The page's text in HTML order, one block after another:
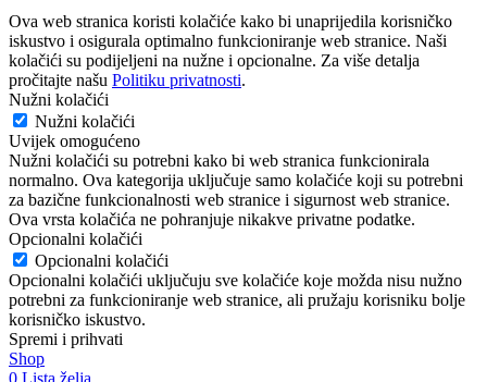
Ova web stranica koristi kolačiće kako bi unaprijedila korisničko
iskustvo i osigurala optimalno funkcioniranje web stranice. Naši
kolačići su podijeljeni na nužne i opcionalne. Za više detalja
pročitajte našu Politiku privatnosti.
Nužni kolačići
Nužni kolačići
Uvijek omogućeno
Nužni kolačići su potrebni kako bi web stranica funkcionirala
normalno. Ova kategorija uključuje samo kolačiće koji su potrebni
za bazične funkcionalnosti web stranice i sigurnost web stranice.
Ova vrsta kolačića ne pohranjuje nikakve privatne podatke.
Opcionalni kolačići
Opcionalni kolačići
Opcionalni kolačići uključuju sve kolačiće koje možda nisu nužno
potrebni za funkcioniranje web stranice, ali pružaju korisniku bolje
korisničko iskustvo.
Spremi i prihvati
Shop
0 Lista želja